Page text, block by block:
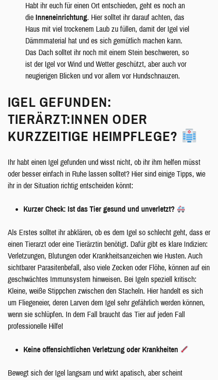
Habt ihr euch für einen Ort entschieden, geht es noch an
die Inneneinrichtung. Hier solltet ihr darauf achten, das
Haus mit viel trockenem Laub zu füllen, damit der Igel viel
Dämmmaterial hat und es sich gemütlich machen kann.
Das Dach solltet ihr noch mit einem Stein beschweren, so
ist der Igel vor Wind und Wetter geschützt, aber auch vor
neugierigen Blicken und vor allem vor Hundschnauzen.
IGEL GEFUNDEN:
TIERÄRZT:INNEN ODER
KURZZEITIGE HEIMPFLEGE?
Ihr habt einen Igel gefunden und wisst nicht, ob ihr ihm helfen müsst
oder besser einfach in Ruhe lassen solltet? Hier sind einige Tipps, wie
ihr in der Situation richtig entscheiden könnt:
Kurzer Check: Ist das Tier gesund und unverletzt?
Als Erstes solltet ihr abklären, ob es dem Igel so schlecht geht, dass er
einen Tierarzt oder eine Tierärztin benötigt. Dafür gibt es klare Indizien:
Verletzungen, Blutungen oder Krankheitsanzeichen wie Husten. Auch
sichtbarer Parasitenbefall, also viele Zecken oder Flöhe, können auf ein
geschwächtes Immunsystem hinweisen. Bei Igeln speziell kritisch:
Kleine, weiße Stippchen zwischen den Stacheln. Hier handelt es sich
um Fliegeneier, deren Larven dem Igel sehr gefährlich werden können,
wenn sie schlüpfen. In dem Fall braucht das Tier auf jeden Fall
professionelle Hilfe!
Keine offensichtlichen Verletzung oder Krankheiten
Bewegt sich der Igel langsam und wirkt apatisch, aber scheint